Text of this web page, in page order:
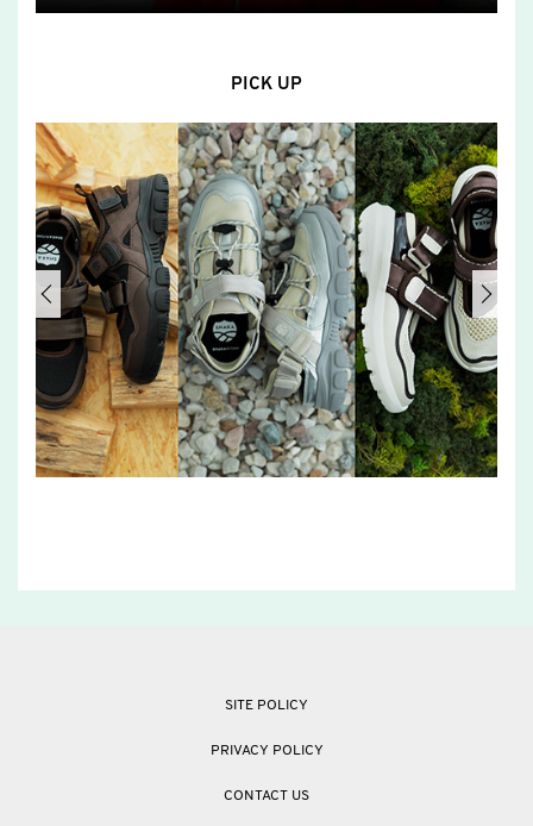
PICK UP
SITE POLICY
PRIVACY POLICY
CONTACT US